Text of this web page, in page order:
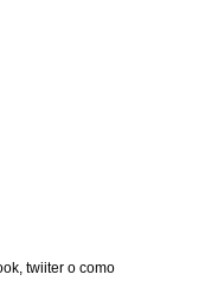
twiiter o como